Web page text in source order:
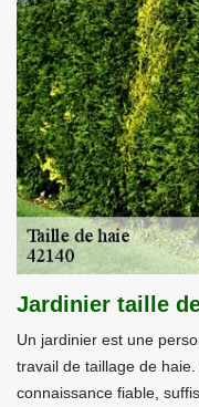
Jardinier taille
Un jardinier est une
travail de taillage de
connaissance fiable,